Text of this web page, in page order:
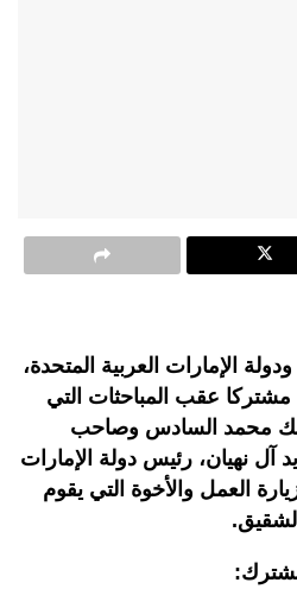
الإمارات العربية المتحدة،
مشتركا عقب المباحثات التي
محمد السادس وصاحب
آل نهيان، رئيس دولة الإمارات
العمل والأخوة التي يقوم
الشقيق.